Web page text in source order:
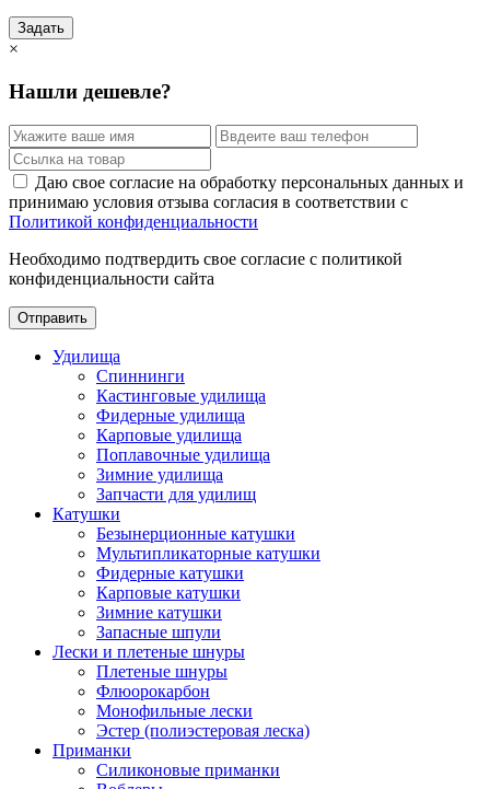
Задать
×
Нашли дешевле?
Даю свое согласие на обработку персональных данных и
принимаю условия отзыва согласия в соответствии с
Политикой конфиденциальности
Необходимо подтвердить свое согласие с политикой
конфиденциальности сайта
Отправить
Удилища
Спиннинги
Кастинговые удилища
Фидерные удилища
Карповые удилища
Поплавочные удилища
Зимние удилища
Запчасти для удилищ
Катушки
Безынерционные катушки
Мультипликаторные катушки
Фидерные катушки
Карповые катушки
Зимние катушки
Запасные шпули
Лески и плетеные шнуры
Плетеные шнуры
Флюорокарбон
Монофильные лески
Эстер (полиэстеровая леска)
Приманки
Силиконовые приманки